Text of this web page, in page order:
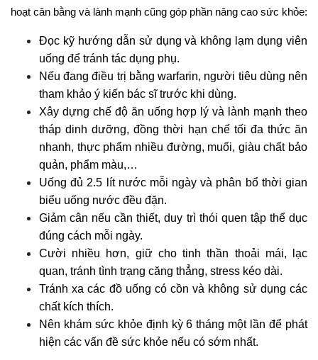
hoạt cân bằng và lành mạnh cũng góp phần nâng cao sức khỏe:
Đọc kỹ hướng dẫn sử dụng và không lạm dụng viên
uống để tránh tác dụng phụ.
Nếu đang điều trị bằng warfarin, người tiêu dùng nên
tham khảo ý kiến bác sĩ trước khi dùng.
Xây dựng chế độ ăn uống hợp lý và lành mạnh theo
tháp dinh dưỡng, đồng thời hạn chế tối đa thức ăn
nhanh, thực phẩm nhiều đường, muối, giàu chất bảo
quản, phẩm màu,…
Uống đủ 2.5 lít nước mỗi ngày và phân bổ thời gian
biểu uống nước đều đặn.
Giảm cân nếu cần thiết, duy trì thói quen tập thể dục
đúng cách mỗi ngày.
Cười nhiều hơn, giữ cho tinh thần thoải mái, lạc
quan, tránh tình trạng căng thẳng, stress kéo dài.
Tránh xa các đồ uống có cồn và không sử dụng các
chất kích thích.
Nên khám sức khỏe định kỳ 6 tháng một lần để phát
hiện các vấn đề sức khỏe nếu có sớm nhất.